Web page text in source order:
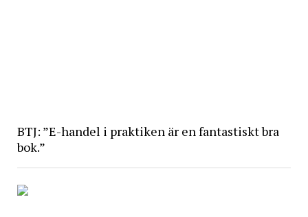
BTJ: ”E-handel i praktiken är en fantastiskt bra
bok.”